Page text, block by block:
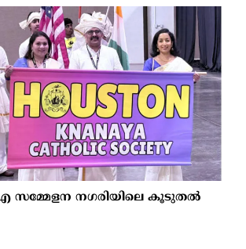
സമ്മേളന നഗരിയിലെ കൂടുതല്‍